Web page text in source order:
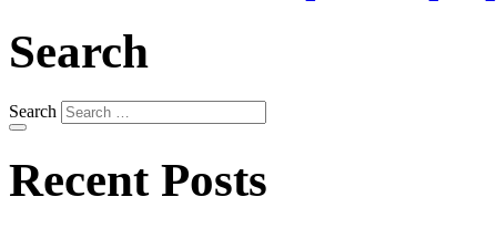
Search
Search
Recent Posts